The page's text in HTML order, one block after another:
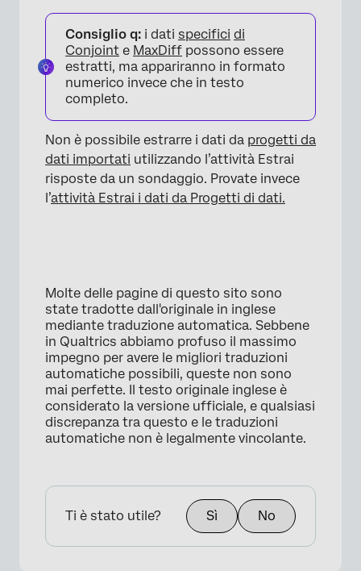
Consiglio q: i dati specifici di
Conjoint e MaxDiff possono essere
estratti, ma appariranno in formato
numerico invece che in testo
completo.
Non è possibile estrarre i dati da progetti da
dati importati utilizzando l’attività Estrai
risposte da un sondaggio. Provate invece
l’attività Estrai i dati da Progetti di dati.
Molte delle pagine di questo sito sono
state tradotte dall'originale in inglese
mediante traduzione automatica. Sebbene
in Qualtrics abbiamo profuso il massimo
impegno per avere le migliori traduzioni
automatiche possibili, queste non sono
mai perfette. Il testo originale inglese è
considerato la versione ufficiale, e qualsiasi
discrepanza tra questo e le traduzioni
automatiche non è legalmente vincolante.
Ti è stato utile? Sì No